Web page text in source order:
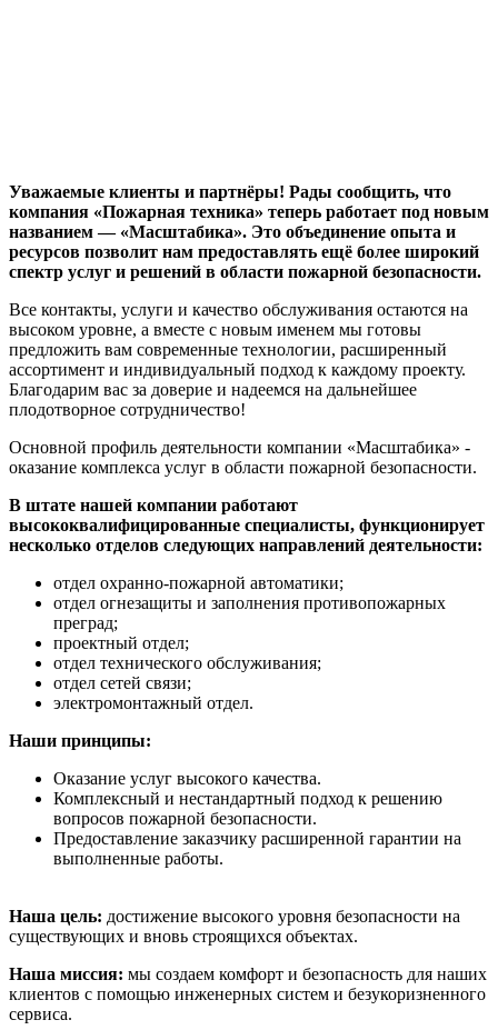
Уважаемые клиенты и партнёры! Рады сообщить, что
компания «Пожарная техника» теперь работает под новым
названием — «Масштабика». Это объединение опыта и
ресурсов позволит нам предоставлять ещё более широкий
спектр услуг и решений в области пожарной безопасности.
Все контакты, услуги и качество обслуживания остаются на
высоком уровне, а вместе с новым именем мы готовы
предложить вам современные технологии, расширенный
ассортимент и индивидуальный подход к каждому проекту.
Благодарим вас за доверие и надеемся на дальнейшее
плодотворное сотрудничество!
Основной профиль деятельности компании «Масштабика» -
оказание комплекса услуг в области пожарной безопасности.
В штате нашей компании работают
высококвалифицированные специалисты, функционирует
несколько отделов следующих направлений деятельности:
отдел охранно-пожарной автоматики;
отдел огнезащиты и заполнения противопожарных
преград;
проектный отдел;
отдел технического обслуживания;
отдел сетей связи;
электромонтажный отдел.
Наши принципы:
Оказание услуг высокого качества.
Комплексный и нестандартный подход к решению
вопросов пожарной безопасности.
Предоставление заказчику расширенной гарантии на
выполненные работы.
Наша цель: достижение высокого уровня безопасности на
существующих и вновь строящихся объектах.
Наша миссия: мы создаем комфорт и безопасность для наших
клиентов с помощью инженерных систем и безукоризненного
сервиса.